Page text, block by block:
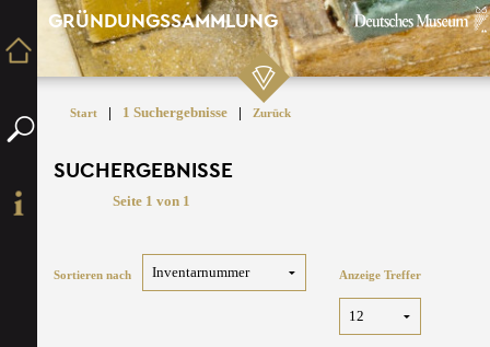
GRÜNDUNGSSAMMLUNG
Start | 1 Suchergebnisse | Zurück
SUCHERGEBNISSE
Seite 1 von 1
Sortieren nach Anzeige Treffer